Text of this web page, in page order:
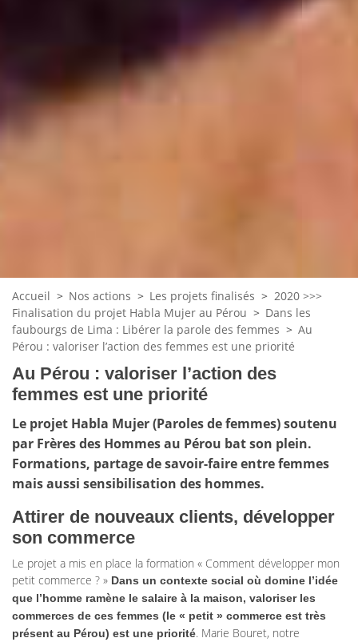
Accueil > Nos actions > Les projets finalisés > 2020 >>>
Finalisation du projet Habla Mujer au Pérou > Dans les
faubourgs de Lima : Libérer la parole des femmes > Au
Pérou : valoriser l’action des femmes est une priorité
Au Pérou : valoriser l’action des
femmes est une priorité
Le projet Habla Mujer (Paroles de femmes) soutenu
par Frères des Hommes au Pérou bat son plein.
Formations, partage de savoir-faire entre femmes
mais aussi sensibilisation des hommes.
Attirer de nouveaux clients, développer
son commerce
Le projet a mis en place la formation « Comment développer mon
petit commerce ? » Dans un contexte social où domine l’idée
que l’homme ramène le salaire à la maison, valoriser les
commerces de ces femmes (le « petit » commerce est très
présent au Pérou) est une priorité. Marie Bouret, notre